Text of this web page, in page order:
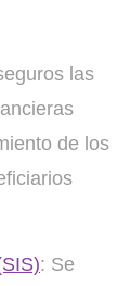
las
de los
: Se